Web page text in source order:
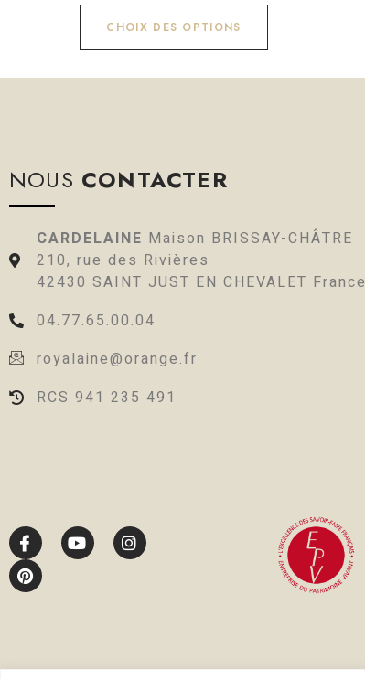
CHOIX DES OPTIONS
NOUS CONTACTER
CARDELAINE Maison BRISSAY-CHÂTRE
210, rue des Rivières
42430 SAINT JUST EN CHEVALET France
04.77.65.00.04
royalaine@orange.fr
RCS 941 235 491